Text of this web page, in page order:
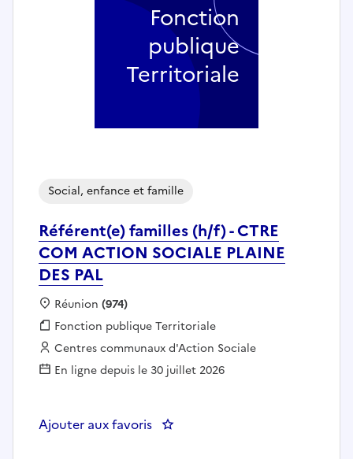
Référent(e) familles (h/f) - CTRE
COM ACTION SOCIALE PLAINE
DES PAL
Social, enfance et famille
Localisation :
Réunion (974)
Fonction publique :
Fonction publique Territoriale
Employeur :
Centres communaux d'Action Sociale
En ligne depuis le 30 juillet 2026
Ajouter aux favoris : Référent(e) familles (h/f) -
Fonction
publique
Territoriale